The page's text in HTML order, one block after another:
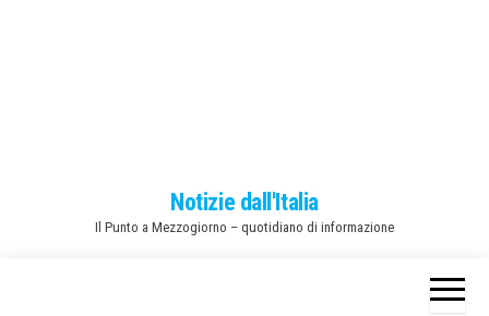
Notizie dall'Italia
Il Punto a Mezzogiorno – quotidiano di informazione